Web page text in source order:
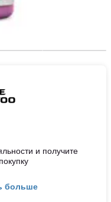
и получите
больше